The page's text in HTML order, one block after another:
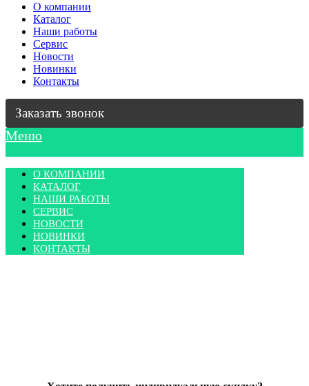
О компании
Каталог
Наши работы
Сервис
Новости
Новинки
Контакты
Заказать звонок
Меню
О КОМПАНИИ
КАТАЛОГ
НАШИ РАБОТЫ
СЕРВИС
НОВОСТИ
НОВИНКИ
КОНТАКТЫ